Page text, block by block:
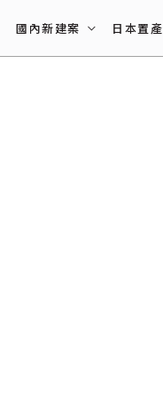
國內新建案 日本置產